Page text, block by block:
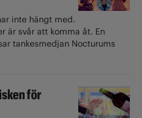
inte hängt med.
är svår att komma åt. En
tankesmedjan Nocturums
för